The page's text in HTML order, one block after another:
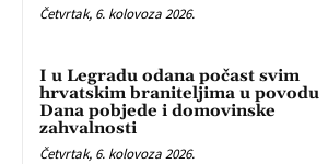
Četvrtak, 6. kolovoza 2026.
I u Legradu odana počast svim
hrvatskim braniteljima u povodu
Dana pobjede i domovinske
zahvalnosti
Četvrtak, 6. kolovoza 2026.